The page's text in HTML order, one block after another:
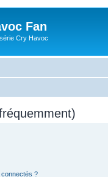
Fan
Cry Havoc
connectés ?